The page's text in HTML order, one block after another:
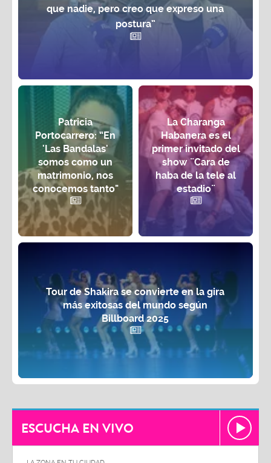
que nadie, pero creo que expreso una
postura”
Patricia
Portocarrero: “En
'Las Bandalas'
somos como un
matrimonio, nos
conocemos tanto"
La Charanga
Habanera es el
primer invitado del
show ¨Cara de
haba de la tele al
estadio¨
Tour de Shakira se convierte en la gira
más exitosas del mundo según
Billboard 2025
ESCUCHA EN VIVO